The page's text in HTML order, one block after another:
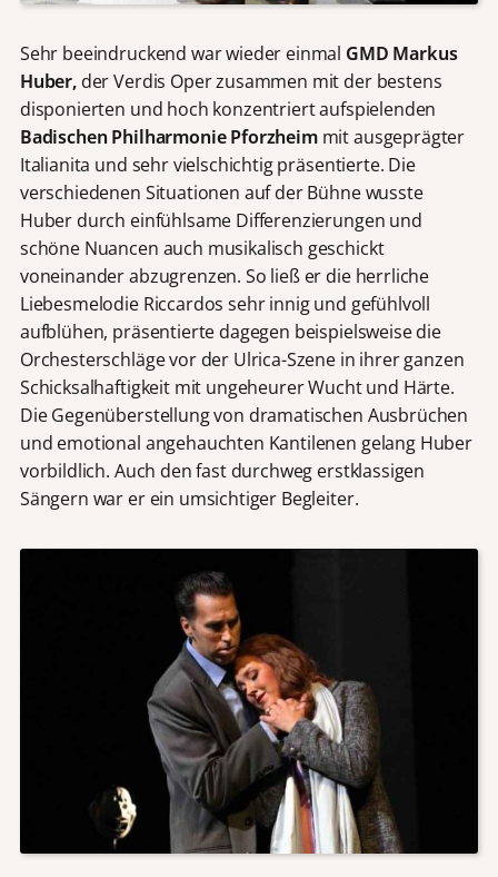
Sehr beeindruckend war wieder einmal GMD Markus
Huber, der Verdis Oper zusammen mit der bestens
disponierten und hoch konzentriert aufspielenden
Badischen Philharmonie Pforzheimmit ausgeprägter
Italianita und sehr vielschichtig präsentierte. Die
verschiedenen Situationen auf der Bühne wusste
Huber durch einfühlsame Differenzierungen und
schöne Nuancen auch musikalisch geschickt
voneinander abzugrenzen. So ließ er die herrliche
Liebesmelodie Riccardos sehr innig und gefühlvoll
aufblühen, präsentierte dagegen beispielsweise die
Orchesterschläge vor der Ulrica-Szene in ihrer ganzen
Schicksalhaftigkeit mit ungeheurer Wucht und Härte.
Die Gegenüberstellung von dramatischen Ausbrüchen
und emotional angehauchten Kantilenen gelang Huber
vorbildlich. Auch den fast durchweg erstklassigen
Sängern war er ein umsichtiger Begleiter.